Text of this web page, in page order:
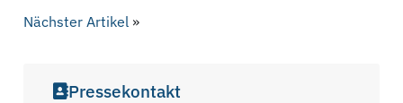
Nächster Artikel »
Pressekontakt